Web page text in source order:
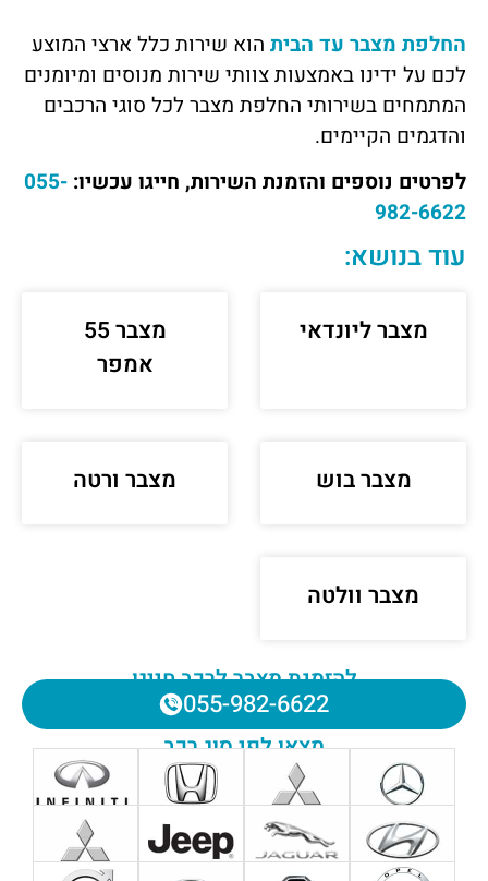
להזמנת מצבר לרכב חייגו
055-982-6622
מצאו לפי סוג רכב
החלפת מצבר עד הבית הוא שירות כלל ארצי המוצע
לכם על ידינו באמצעות צוותי שירות מנוסים ומיומנים
המתמחים בשירותי החלפת מצבר לכל סוגי הרכבים
והדגמים הקיימים.
לפרטים נוספים והזמנת השירות, חייגו עכשיו: 055-
982-6622
עוד בנושא:
מצבר ליונדאי
מצבר 55
אמפר
מצבר בוש מצבר ורטה
מצבר וולטה